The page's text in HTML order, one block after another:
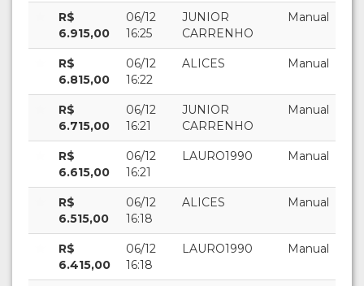
R$
6.915,00
06/12
16:25
JUNIOR
CARRENHO
Manual
R$
6.815,00
06/12
16:22
ALICES Manual
R$
6.715,00
06/12
16:21
JUNIOR
CARRENHO
Manual
R$
6.615,00
06/12
16:21
LAURO1990 Manual
R$
6.515,00
06/12
16:18
ALICES Manual
R$
6.415,00
06/12
16:18
LAURO1990 Manual